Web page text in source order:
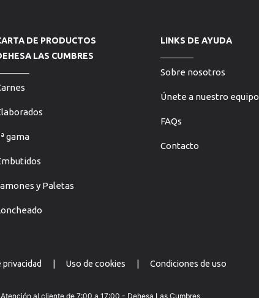
DE PRODUCTOS
LAS CUMBRES
gama
y Paletas
LINKS DE AYUDA
Sobre nosotros
Únete a nuestro equipo
FAQs
Contacto
Uso de cookies Condiciones de uso
Atención al cliente de 7:00 a 17:00 - Dehesa Las Cumbres